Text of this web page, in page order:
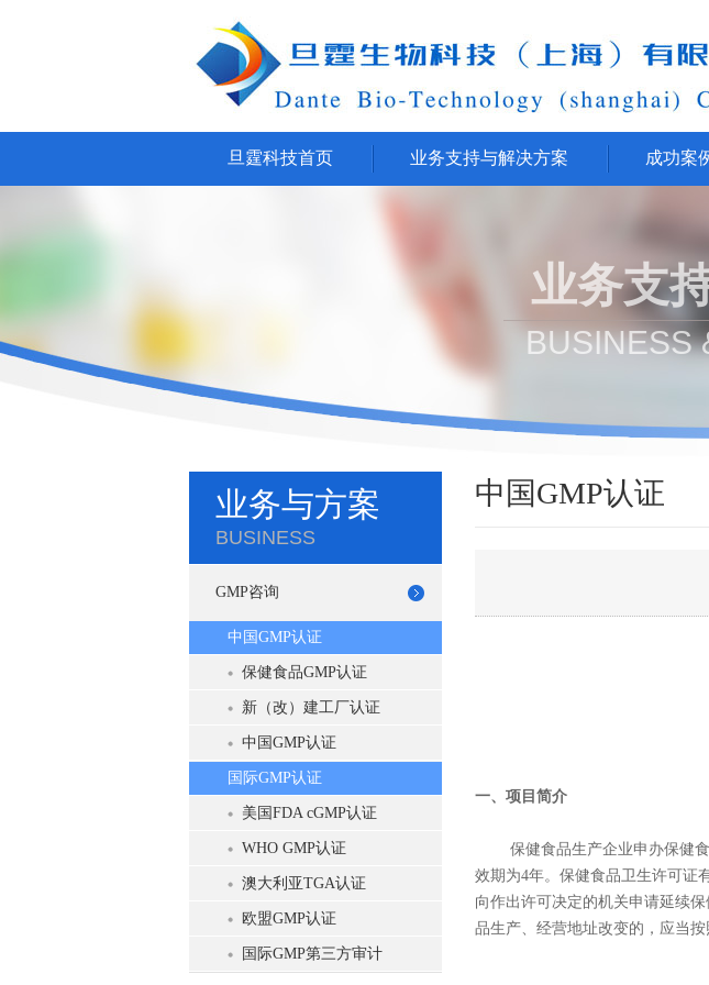
旦霆科技首页 业务支持与解决方案 成功案
业务支
BUSINESS
业务与方案
BUSINESS
GMP咨询
中国GMP认证
保健食品GMP认证
新（改）建工厂认证
中国GMP认证
国际GMP认证
美国FDA cGMP认证
WHO GMP认证
澳大利亚TGA认证
欧盟GMP认证
国际GMP第三方审计
中国GMP认证
一、项目简介
保健食品生产企业申办保健食
效期为4年。保健食品卫生许可证
向作出许可决定的机关申请延续
品生产、经营地址改变的，应当